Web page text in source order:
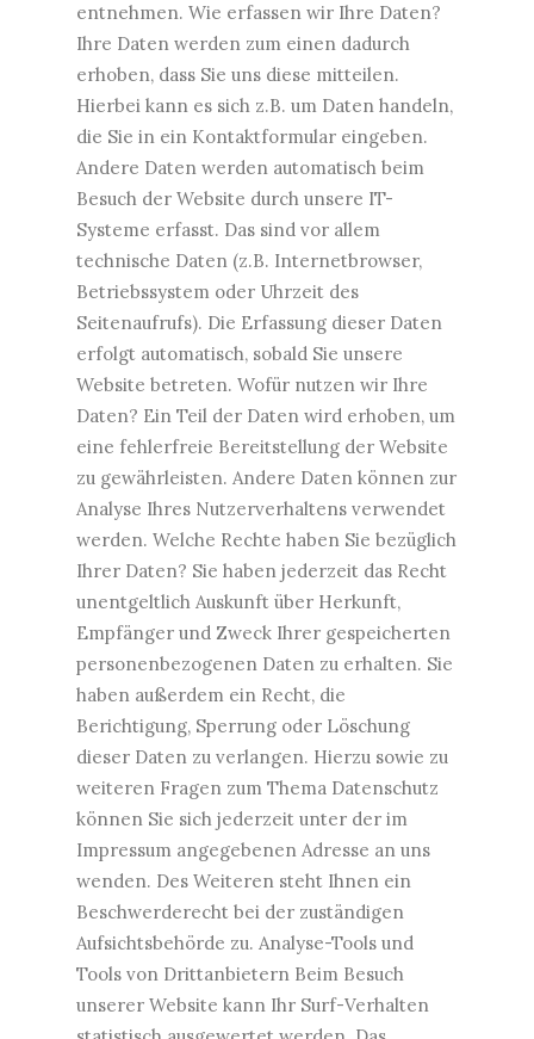
entnehmen. Wie erfassen wir Ihre Daten?
Ihre Daten werden zum einen dadurch
erhoben, dass Sie uns diese mitteilen.
Hierbei kann es sich z.B. um Daten handeln,
die Sie in ein Kontaktformular eingeben.
Andere Daten werden automatisch beim
Besuch der Website durch unsere IT-
Systeme erfasst. Das sind vor allem
technische Daten (z.B. Internetbrowser,
Betriebssystem oder Uhrzeit des
Seitenaufrufs). Die Erfassung dieser Daten
erfolgt automatisch, sobald Sie unsere
Website betreten. Wofür nutzen wir Ihre
Daten? Ein Teil der Daten wird erhoben, um
eine fehlerfreie Bereitstellung der Website
zu gewährleisten. Andere Daten können zur
Analyse Ihres Nutzerverhaltens verwendet
werden. Welche Rechte haben Sie bezüglich
Ihrer Daten? Sie haben jederzeit das Recht
unentgeltlich Auskunft über Herkunft,
Empfänger und Zweck Ihrer gespeicherten
personenbezogenen Daten zu erhalten. Sie
haben außerdem ein Recht, die
Berichtigung, Sperrung oder Löschung
dieser Daten zu verlangen. Hierzu sowie zu
weiteren Fragen zum Thema Datenschutz
können Sie sich jederzeit unter der im
Impressum angegebenen Adresse an uns
wenden. Des Weiteren steht Ihnen ein
Beschwerderecht bei der zuständigen
Aufsichtsbehörde zu. Analyse-Tools und
Tools von Drittanbietern Beim Besuch
unserer Website kann Ihr Surf-Verhalten